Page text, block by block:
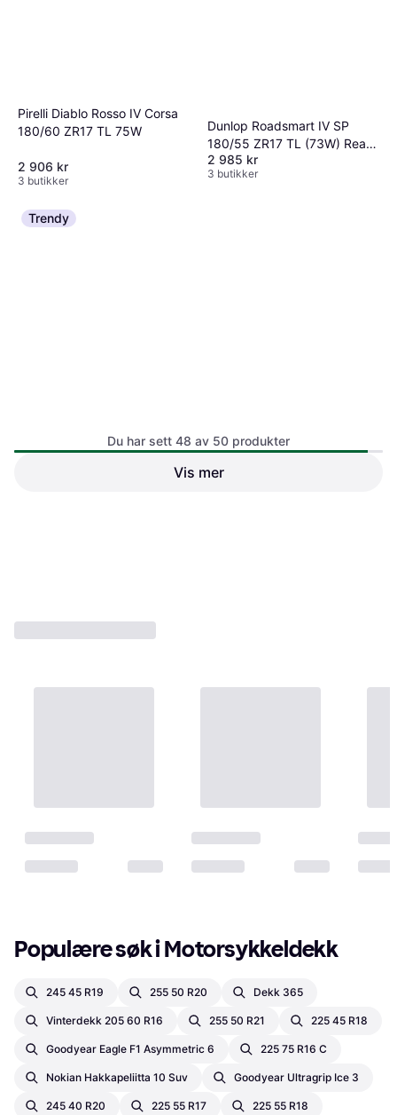
Pirelli Diablo Rosso IV Corsa
180/60 ZR17 TL 75W
2 906 kr
3 butikker
Dunlop Roadsmart IV SP
180/55 ZR17 TL (73W) Rear
wheel
2 985 kr
3 butikker
Trendy
Ultra 200/55 R17 78V M/C TL
Du har sett 48 av 50 produkter
Vis mer
Populære søk i Motorsykkeldekk
245 45 R19 255 50 R20 Dekk 365
Vinterdekk 205 60 R16 255 50 R21 225 45 R18
Goodyear Eagle F1 Asymmetric 6 225 75 R16 C
Nokian Hakkapeliitta 10 Suv Goodyear Ultragrip Ice 3
245 40 R20 225 55 R17 225 55 R18